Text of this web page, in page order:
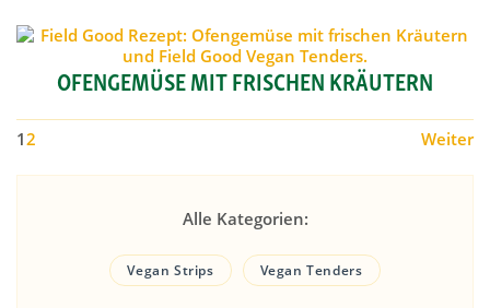
OFENGEMÜSE MIT FRISCHEN KRÄUTERN
12 Weiter
Alle Kategorien:
Vegan Strips Vegan Tenders